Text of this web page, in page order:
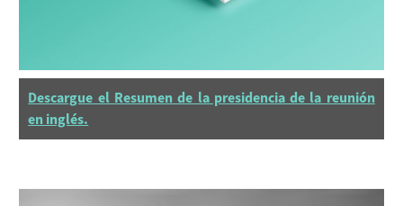
Descargue el Resumen de la presidencia de la reunión
en inglés.